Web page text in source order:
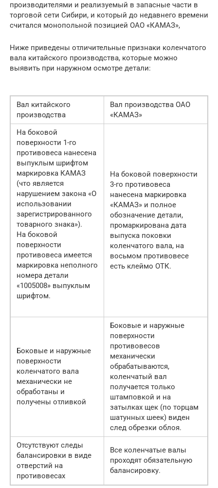
производителями и реализуемый в запасные части в
торговой сети Сибири, и который до недавнего времени
считался монопольной позицией ОАО «КАМАЗ»,
Ниже приведены отличительные признаки коленчатого
вала китайского производства, которые можно
выявить при наружном осмотре детали:
Вал китайского
производства
Вал производства ОАО
«КАМАЗ»
На боковой
поверхности 1-го
противовеса нанесена
выпуклым шрифтом
маркировка КАМАЗ
(что является
нарушением закона «О
использовании
зарегистрированного
товарного знака»).
На боковой
поверхности
противовеса имеется
маркировка неполного
номера детали
«1005008» выпуклым
шрифтом.
На боковой поверхности
3-го противовеса
нанесена маркировка
«КАМАЗ» и полное
обозначение детали,
промаркирована дата
выпуска поковки
коленчатого вала, на
восьмом противовесе
есть клеймо ОТК.
Боковые и наружные
поверхности
коленчатого вала
механически не
обработаны и
получены отливкой
Боковые и наружные
поверхности
противовесов
механически
обрабатываются,
коленчатый вал
получается только
штамповкой и на
затылках щек (по торцам
шатунных шеек) виден
след обрезки облоя.
Отсутствуют следы
балансировки в виде
отверстий на
противовесах
Все коленчатые валы
проходят обязательную
балансировку.